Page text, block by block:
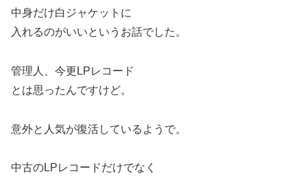
中身だけ白ジャケットに
入れるのがいいというお話でした。
管理人、今更LPレコード
とは思ったんですけど。
意外と人気が復活しているようで。
中古のLPレコードだけでなく